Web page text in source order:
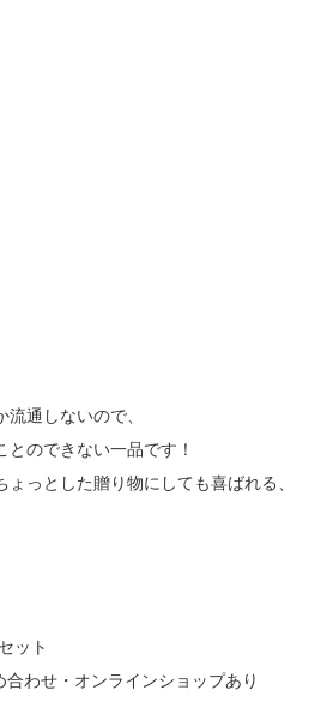
流通しないので、
のできない一品です！
っとした贈り物にしても喜ばれる、
ット
わせ・オンラインショップあり